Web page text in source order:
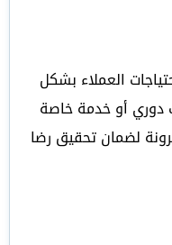
العملاء بشكل
دوري أو خدمة خاصة
لضمان تحقيق رضا